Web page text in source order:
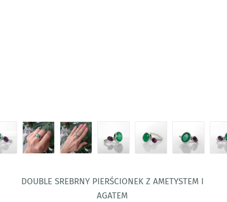
Double srebrny pierścionek z ametystem i
agatem